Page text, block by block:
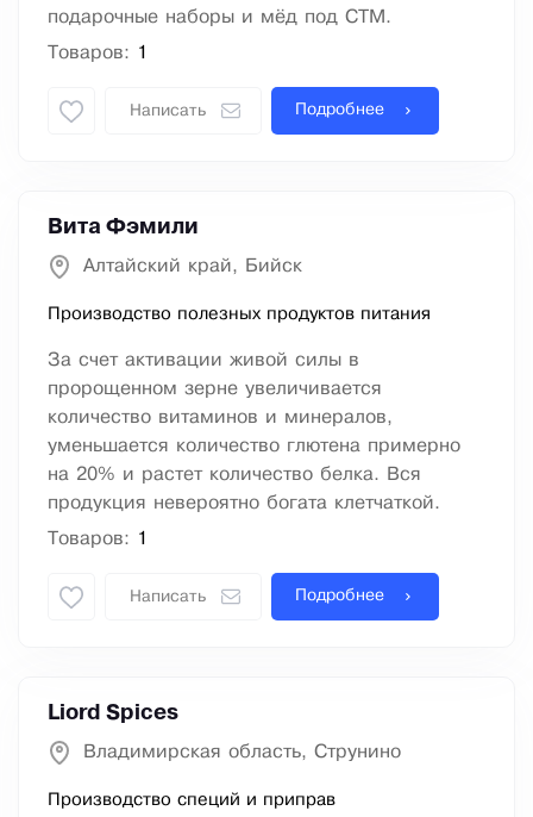
подарочные наборы и мёд под СТМ.
Товаров: 1
Написать Подробнее
Вита Фэмили
Алтайский край, Бийск
Производство полезных продуктов питания
За счет активации живой силы в
пророщенном зерне увеличивается
количество витаминов и минералов,
уменьшается количество глютена примерно
на 20% и растет количество белка. Вся
продукция невероятно богата клетчаткой.
Товаров: 1
Написать Подробнее
Liord Spices
Владимирская область, Струнино
Производство специй и приправ